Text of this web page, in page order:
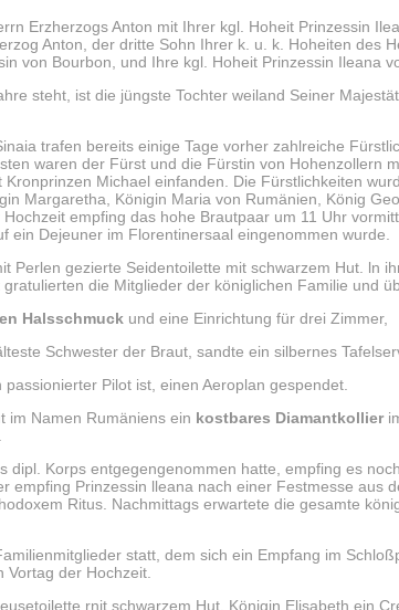
Erzherzogs Anton mit Ihrer kgl. Hoheit Prinzessin
Anton, der dritte Sohn Ihrer k. u. k. Hoheiten des
von Bourbon, und Ihre kgl. Hoheit Prinzessin Ileana
steht, ist die jüngste Tochter weiland Seiner
trafen bereits einige Tage vorher zahlreiche
waren der Fürst und die Fürstin von Hohenzollern
Michael einfanden. Die Fürstlichkeiten
Margaretha, Königin Maria von Rumänien, König
empfing das hohe Brautpaar um 11 Uhr
ein Dejeuner im Florentinersaal eingenommen wurde.
Perlen gezierte Seidentoilette mit schwarzem Hut. ln
die Mitglieder der königlichen Familie und
Halsschmuck und eine Einrichtung für drei Zimmer,
Schwester der Braut, sandte ein silbernes
Pilot ist, einen Aeroplan gespendet.
im Namen Rumäniens ein kostbares Diamantkollier
dipl. Korps entgegengenommen hatte, empfing es
empfing Prinzessin lleana nach einer Festmesse aus
Ritus. Nachmittags erwartete die gesamte
statt, dem sich ein Empfang im
Vortag der Hochzeit.
rnit schwarzem Hut, Königin Elisabeth ein